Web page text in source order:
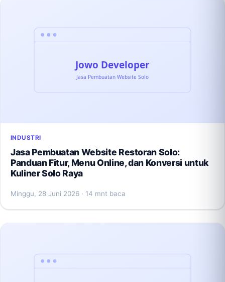
INDUSTRI
Jasa Pembuatan Website Restoran Solo:
Panduan Fitur, Menu Online, dan Konversi untuk
Kuliner Solo Raya
Minggu, 28 Juni 2026 · 14 mnt baca